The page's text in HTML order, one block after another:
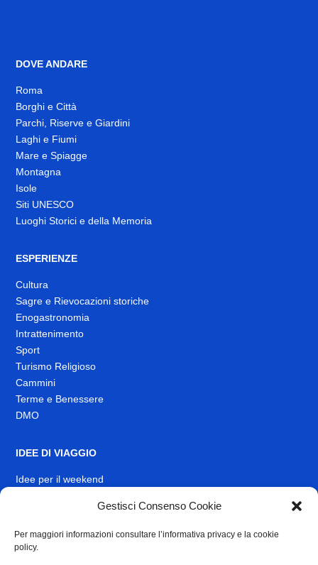
Gestisci Consenso Cookie
Per maggiori informazioni consultare l’informativa privacy e la cookie
policy.
DOVE ANDARE
Roma
Borghi e Città
Parchi, Riserve e Giardini
Laghi e Fiumi
Mare e Spiagge
Montagna
Isole
Siti UNESCO
Luoghi Storici e della Memoria
ESPERIENZE
Cultura
Sagre e Rievocazioni storiche
Enogastronomia
Intrattenimento
Sport
Turismo Religioso
Cammini
Terme e Benessere
DMO
IDEE DI VIAGGIO
Idee per il weekend
INFO